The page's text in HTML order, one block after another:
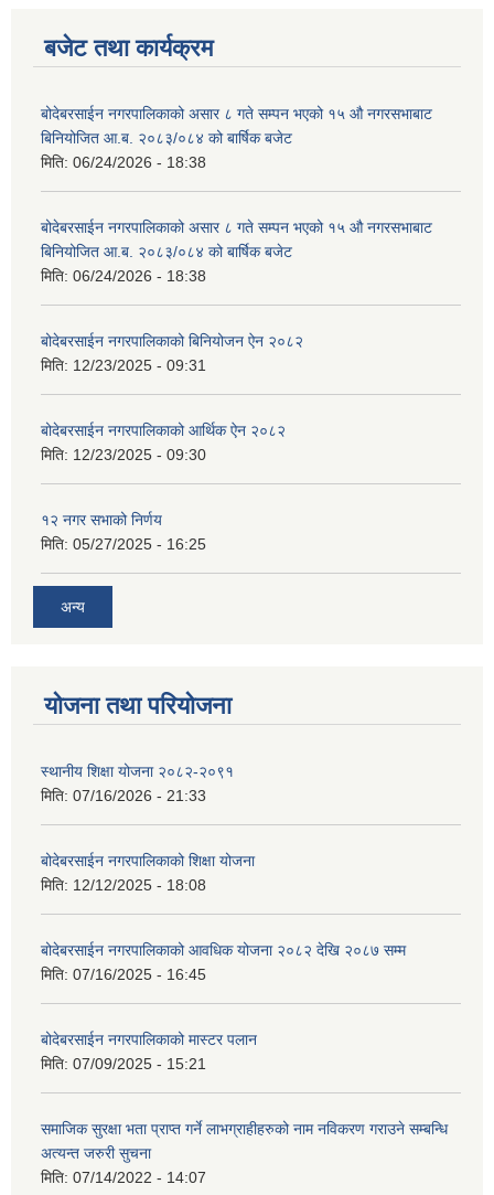
बजेट तथा कार्यक्रम
बोदेबरसाईन नगरपालिकाको असार ८ गते सम्पन भएको १५ ‍‍‍औ नगरसभाबाट
बिनियोजित आ.ब. २०८३/०८४ को बार्षिक बजेट
मिति: 06/24/2026 - 18:38
बोदेबरसाईन नगरपालिकाको असार ८ गते सम्पन भएको १५ ‍‍‍औ नगरसभाबाट
बिनियोजित आ.ब. २०८३/०८४ को बार्षिक बजेट
मिति: 06/24/2026 - 18:38
बोदेबरसाईन नगरपालिकाको बिनियोजन ऐन २०८२
मिति: 12/23/2025 - 09:31
बोदेबरसाईन नगरपालिकाको आर्थिक ऐन २०८२
मिति: 12/23/2025 - 09:30
१२ नगर सभाको निर्णय
मिति: 05/27/2025 - 16:25
अन्य
योजना तथा परियोजना
स्थानीय शिक्षा योजना २०८२-२०९१
मिति: 07/16/2026 - 21:33
बोदेबरसाईन नगरपालिकाको शिक्षा योजना
मिति: 12/12/2025 - 18:08
बोदेबरसाईन नगरपालिकाको आवधिक योजना २०८२ देखि २०८७ सम्म
मिति: 07/16/2025 - 16:45
बोदेबरसाईन नगरपालिकाको मास्टर पलान
मिति: 07/09/2025 - 15:21
समाजिक सुरक्षा भता प्राप्त गर्ने लाभग्राहीहरुको नाम नविकरण गराउने सम्बन्धि
अत्यन्त जरुरी सुचना
मिति: 07/14/2022 - 14:07